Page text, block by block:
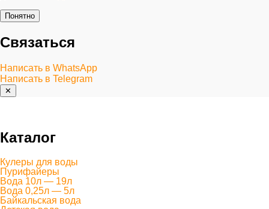
Понятно
Связаться
Написать в WhatsApp
Написать в Telegram
✕
Каталог
Кулеры для воды
Пурифайеры
Вода 10л — 19л
Вода 0,25л — 5л
Байкальская вода